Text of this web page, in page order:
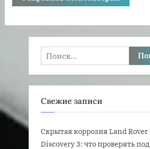
Найти:
Свежие записи
Скрытая коррозия Land Rover
Discovery 3: что проверять под